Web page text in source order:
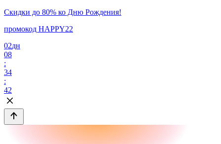
Скидки до 80% ко Дню Рождения!
промокод HAPPY22
02дн
08
:
34
:
42